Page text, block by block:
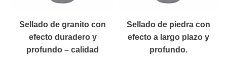
Sellado de granito con
efecto duradero y
profundo – calidad
Sellado de piedra con
efecto a largo plazo y
profundo.